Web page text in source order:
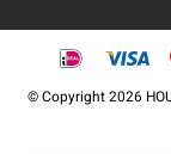
©Copyright2026